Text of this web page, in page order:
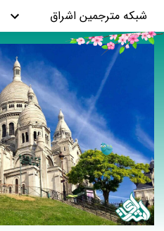
شبکه مترجمین اشراق